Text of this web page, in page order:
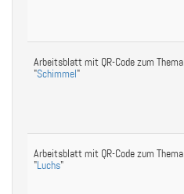
Arbeitsblatt mit QR-Code zum Thema
"Schimmel"
Arbeitsblatt mit QR-Code zum Thema
"Luchs"